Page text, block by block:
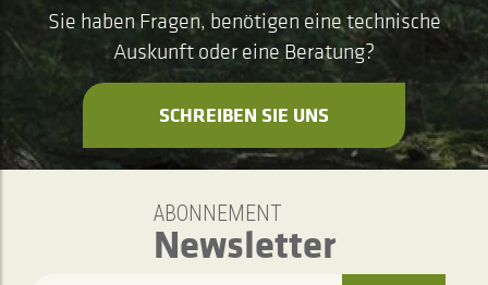
Sie haben Fragen, benötigen eine technische
Auskunft oder eine Beratung?
SCHREIBEN SIE UNS
ABONNEMENT
Newsletter